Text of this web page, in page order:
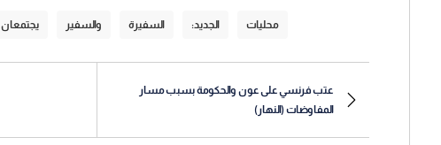
محليات الجديد: السفيرة والسفير يجتمعان
عتب فرنسي على عون والحكومة بسبب مسار
المفاوضات (النهار)